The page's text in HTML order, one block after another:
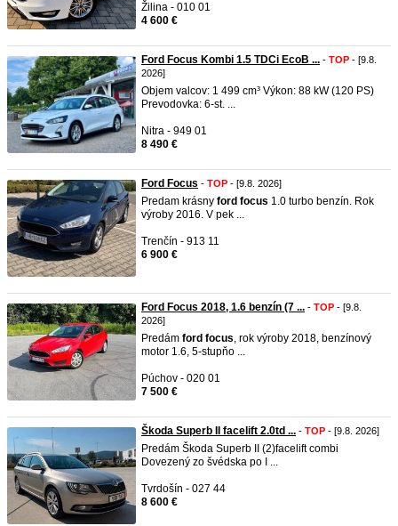
Žilina - 010 01
4 600 €
Ford Focus Kombi 1.5 TDCi EcoB ... - TOP - [9.8.
2026]
Objem valcov: 1 499 cm³ Výkon: 88 kW (120 PS)
Prevodovka: 6-st. ...
Nitra - 949 01
8 490 €
Ford Focus - TOP - [9.8. 2026]
Predam krásny ford focus 1.0 turbo benzín. Rok
výroby 2016. V pek ...
Trenčín - 913 11
6 900 €
Ford Focus 2018, 1.6 benzín (7 ... - TOP - [9.8.
2026]
Predám ford focus, rok výroby 2018, benzínový
motor 1.6, 5-stupňo ...
Púchov - 020 01
7 500 €
Škoda Superb II facelift 2.0td ... - TOP - [9.8. 2026]
Predám Škoda Superb II (2)facelift combi
Dovezený zo švédska po I ...
Tvrdošín - 027 44
8 600 €